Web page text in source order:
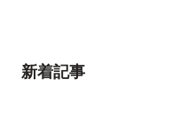
新着記事